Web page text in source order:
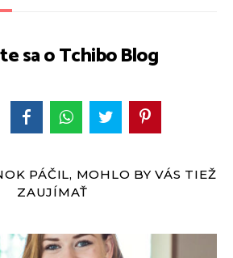
sa o Tchibo Blog
PÁČIL, MOHLO BY VÁS TIEŽ
ZAUJÍMAŤ